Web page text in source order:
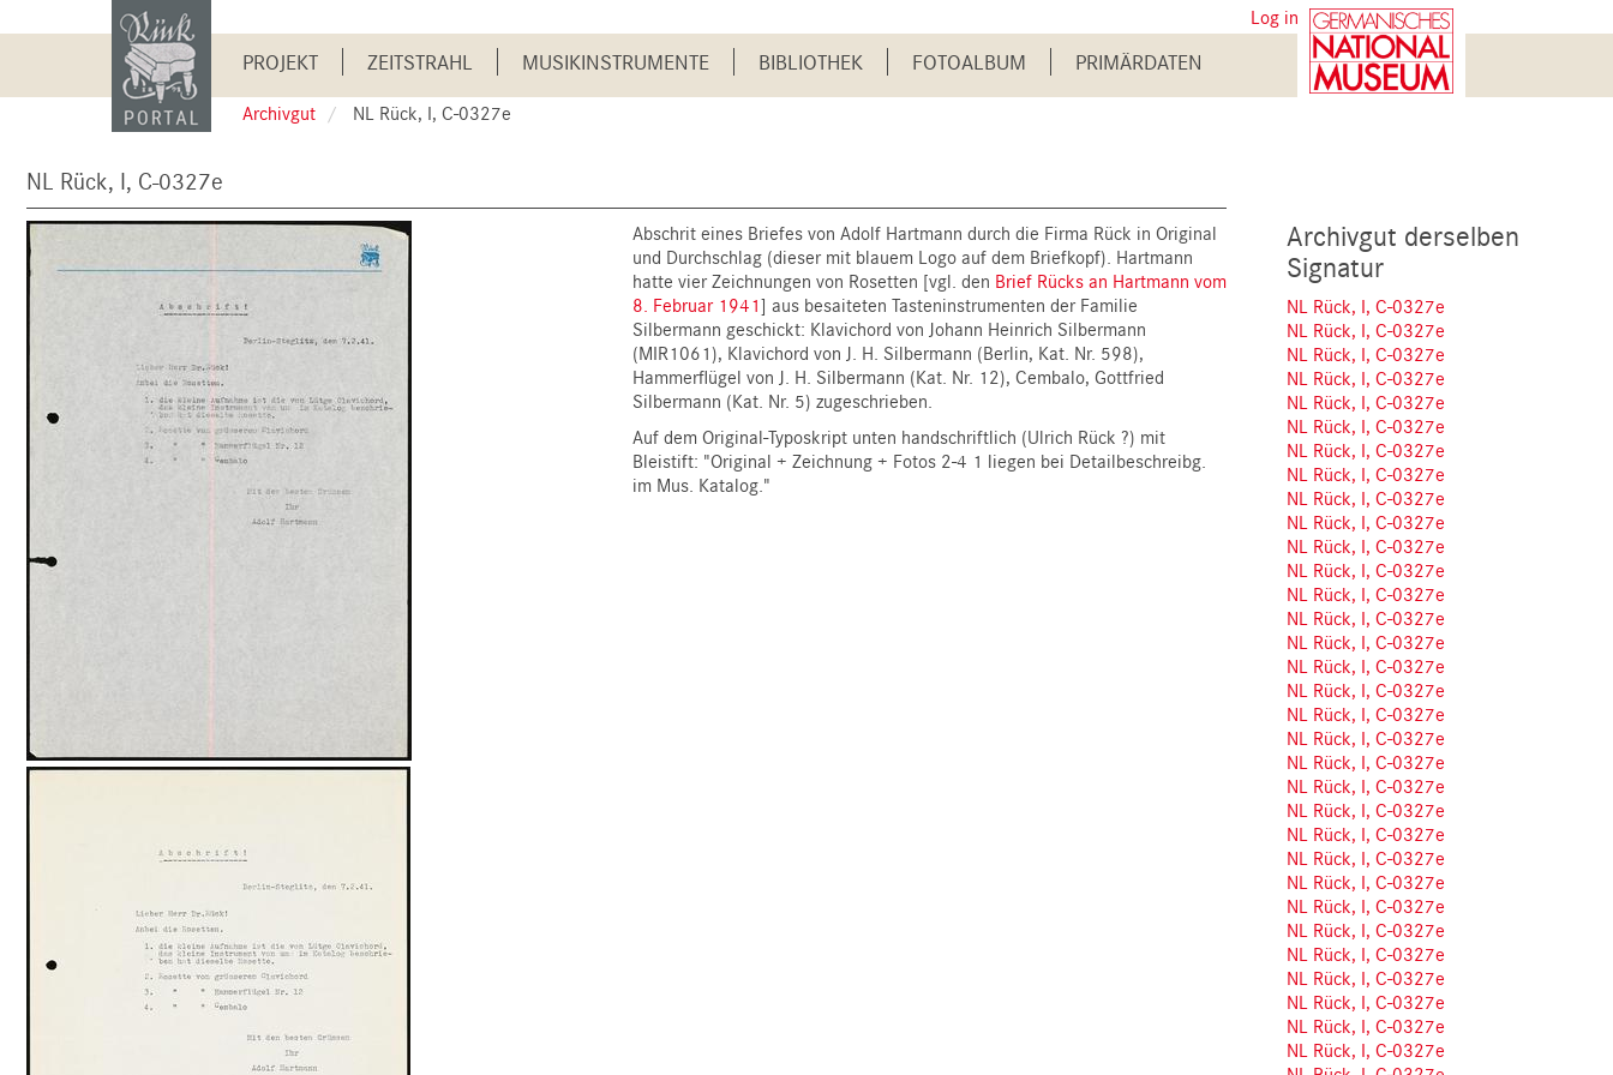
to
User
account
menu
Log in
Main
navigation
PROJEKT ZEITSTRAHL MUSIKINSTRUMENTE BIBLIOTHEK FOTOALBUM PRIMÄRDATEN
Archivgut NL Rück, I, C-0327e
NL Rück, I, C-0327e
Abschrit eines Briefes von Adolf Hartmann durch die Firma Rück in Original
und Durchschlag (dieser mit blauem Logo auf dem Briefkopf). Hartmann
hatte vier Zeichnungen von Rosetten [vgl. den Brief Rücks an Hartmann vom
8. Februar 1941] aus besaiteten Tasteninstrumenten der Familie
Silbermann geschickt: Klavichord von Johann Heinrich Silbermann
(MIR1061), Klavichord von J. H. Silbermann (Berlin, Kat. Nr. 598),
Hammerflügel von J. H. Silbermann (Kat. Nr. 12), Cembalo, Gottfried
Silbermann (Kat. Nr. 5) zugeschrieben.
Auf dem Original-Typoskript unten handschriftlich (Ulrich Rück ?) mit
Bleistift: "Original + Zeichnung + Fotos 2-4 1 liegen bei Detailbeschreibg.
im Mus. Katalog."
Archivgut derselben
Signatur
NL Rück, I, C-0327e
NL Rück, I, C-0327e
NL Rück, I, C-0327e
NL Rück, I, C-0327e
NL Rück, I, C-0327e
NL Rück, I, C-0327e
NL Rück, I, C-0327e
NL Rück, I, C-0327e
NL Rück, I, C-0327e
NL Rück, I, C-0327e
NL Rück, I, C-0327e
NL Rück, I, C-0327e
NL Rück, I, C-0327e
NL Rück, I, C-0327e
NL Rück, I, C-0327e
NL Rück, I, C-0327e
NL Rück, I, C-0327e
NL Rück, I, C-0327e
NL Rück, I, C-0327e
NL Rück, I, C-0327e
NL Rück, I, C-0327e
NL Rück, I, C-0327e
NL Rück, I, C-0327e
NL Rück, I, C-0327e
NL Rück, I, C-0327e
NL Rück, I, C-0327e
NL Rück, I, C-0327e
NL Rück, I, C-0327e
NL Rück, I, C-0327e
NL Rück, I, C-0327e
NL Rück, I, C-0327e
NL Rück, I, C-0327e